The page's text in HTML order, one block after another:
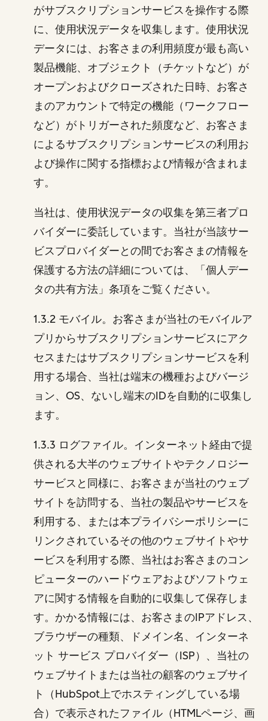
がサブスクリプションサービスを操作する際
に、使用状況データを収集します。使用状況
データには、お客さまの利用頻度が最も高い
製品機能、オブジェクト（チケットなど）が
オープンおよびクローズされた日時、お客さ
まのアカウントで特定の機能（ワークフロー
など）がトリガーされた頻度など、お客さま
によるサブスクリプションサービスの利用お
よび操作に関する指標および情報が含まれま
す。
当社は、使用状況データの収集を第三者プロ
バイダーに委託しています。当社が当該サー
ビスプロバイダーとの間でお客さまの情報を
保護する方法の詳細については、「個人デー
タの共有方法」条項をご覧ください。
1.3.2 モバイル。お客さまが当社のモバイルア
プリからサブスクリプションサービスにアク
セスまたはサブスクリプションサービスを利
用する場合、当社は端末の機種およびバージ
ョン、OS、ないし端末のIDを自動的に収集し
ます。
1.3.3 ログファイル。インターネット経由で提
供される大半のウェブサイトやテクノロジー
サービスと同様に、お客さまが当社のウェブ
サイトを訪問する、当社の製品やサービスを
利用する、または本プライバシーポリシーに
リンクされているその他のウェブサイトやサ
ービスを利用する際、当社はお客さまのコン
ピューターのハードウェアおよびソフトウェ
アに関する情報を自動的に収集して保存しま
す。かかる情報には、お客さまのIPアドレス、
ブラウザーの種類、ドメイン名、インターネ
ット サービス プロバイダー（ISP）、当社の
ウェブサイトまたは当社の顧客のウェブサイ
ト（HubSpot上でホスティングしている場
合）で表示されたファイル（HTMLページ、画